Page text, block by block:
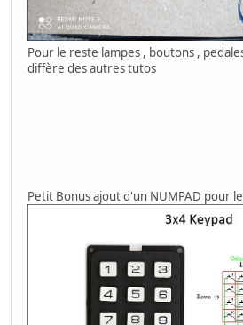
Pour le reste lampes , boutons ,
diffère des autres tutos
Petit Bonus ajout d'un NUMPAD pour